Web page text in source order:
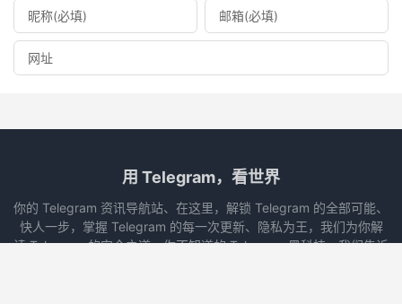
用 Telegram，看世界
你的 Telegram 资讯导航站、在这里，解锁 Telegram 的全部可能、
快人一步，掌握 Telegram 的每一次更新、隐私为王，我们为你解
读 Telegram 的安全之道、你不知道的 Telegram 黑科技，我们告诉